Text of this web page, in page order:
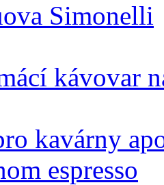
Simonelli
kávovar
kavárny
espresso